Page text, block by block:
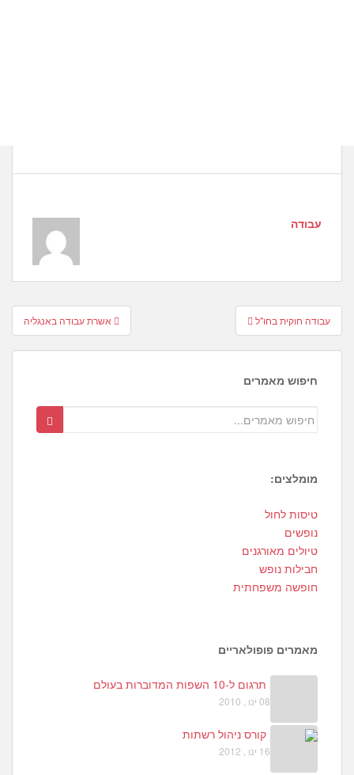
עבודה
Post
navigation
אשרת עבודה באנגליה עבודה חוקית בחו"ל
חיפוש מאמרים
מומלצים:
3
1
0
טיסות לחול
נופשים
טיולים מאורגנים
חבילות נופש
חופשה משפחתית
מאמרים פופולאריים
תרגום ל-10 השפות המדוברות בעולם
08 ינו , 2010
קורס ניהול רשתות
16 ינו , 2012